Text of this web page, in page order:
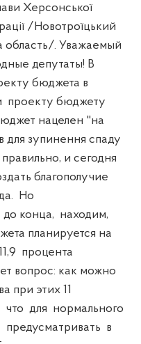
Херсонської
/Новотроїцький
область/. Уважаемый
депутаты! В
бюджета в
проекту бюджету
нацелен "на
для зупинення спаду
и сегодня
благополучие
Но
конца, находим,
планируется на
процента
вопрос: как можно
при этих 11
для нормального
предусматривать в